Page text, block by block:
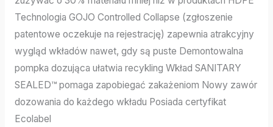
Technologia GOJO Controlled Collapse (zgłoszenie
patentowe oczekuje na rejestrację) zapewnia atrakcyjny
wygląd wkładów nawet, gdy są puste Demontowalna
pompka dozująca ułatwia recykling Wkład SANITARY
SEALED™ pomaga zapobiegać zakażeniom Nowy zawór
dozowania do każdego wkładu Posiada certyfikat
Ecolabel